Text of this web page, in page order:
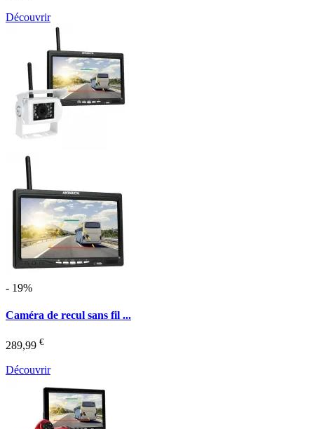
Découvrir
- 19%
Caméra de recul sans fil ...
289,99 €
Découvrir